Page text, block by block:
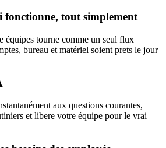
tout simplement
équipes tourne comme un seul flux
bureau et matériel soient prets le jour
aux questions courantes,
et libere votre équipe pour le vrai